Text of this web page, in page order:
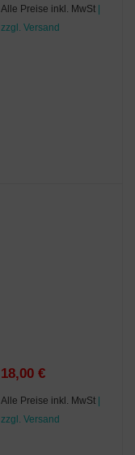
Alle Preise inkl. MwSt |
zzgl. Versand
18,00 €
Alle Preise inkl. MwSt |
zzgl. Versand